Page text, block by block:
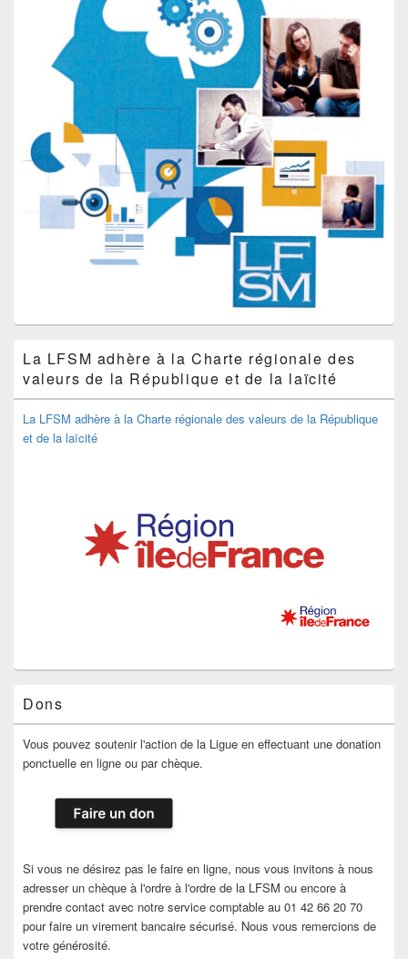
La LFSM adhère à la Charte régionale des
valeurs de la République et de la laïcité
La LFSM adhère à la Charte régionale des valeurs de la République
et de la laïcité
Dons
Vous pouvez soutenir l'action de la Ligue en effectuant une donation
ponctuelle en ligne ou par chèque.
Si vous ne désirez pas le faire en ligne, nous vous invitons à nous
adresser un chèque à l'ordre à l'ordre de la LFSM ou encore à
prendre contact avec notre service comptable au 01 42 66 20 70
pour faire un virement bancaire sécurisé. Nous vous remercions de
votre générosité.